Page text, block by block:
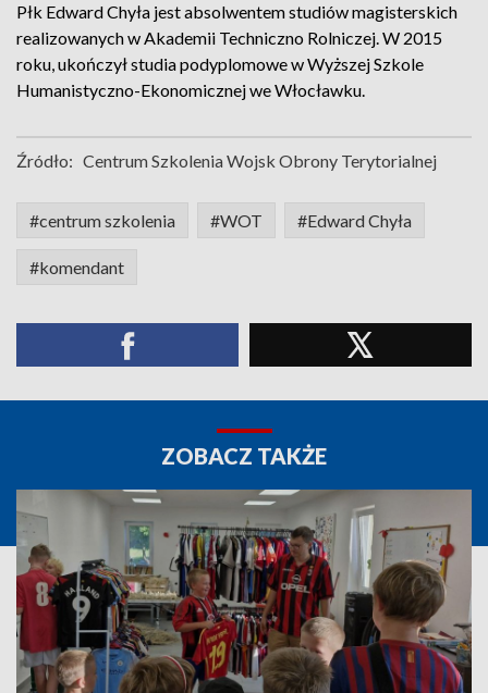
Płk Edward Chyła jest absolwentem studiów magisterskich
realizowanych w Akademii Techniczno Rolniczej. W 2015
roku, ukończył studia podyplomowe w Wyższej Szkole
Humanistyczno-Ekonomicznej we Włocławku.
Źródło: Centrum Szkolenia Wojsk Obrony Terytorialnej
#centrum szkolenia #WOT #Edward Chyła
#komendant
ZOBACZ TAKŻE